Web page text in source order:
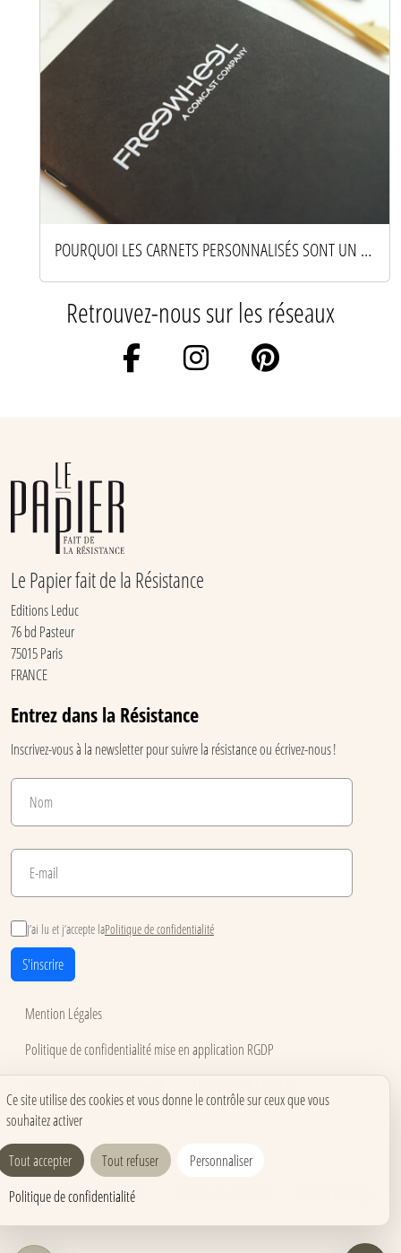
POURQUOI LES CARNETS PERSONNALISÉS SONT UN OUTIL DE MARQUE PUISSANT
Retrouvez-nous sur les réseaux
Le Papier fait de la Résistance
Editions Leduc
76 bd Pasteur
75015 Paris
FRANCE
Entrez dans la Résistance
Inscrivez-vous à la newsletter pour suivre la résistance ou écrivez-nous !
J’ai lu et j’accepte laPolitique de confidentialité
S'inscrire
Mention Légales
Politique de confidentialité mise en application RGDP
Accessibilité
Carnets pour événements
Carnets corporate
Carnets pros & formations
Ce site utilise des cookies et vous donne le contrôle sur ceux que vous
souhaitez activer
Tout accepter Tout refuser
Personnaliser
Politique de confidentialité